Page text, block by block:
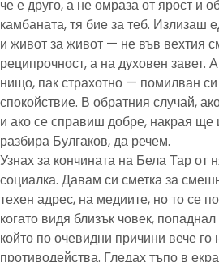
че е друго, а не омраза от ярост и
камбаната, тя бие за теб. Излизаш
и живот за живот — не във вехтия
реципрочност, а на духовен завет.
нищо, пак страхотно — помилван
спокойствие. В обратния случай,
и ако се справиш добре, накрая ще
разбира Булгаков, да речем.
Узнах за кончината на Бела Тар от
социалка. Давам си сметка за
техен адрес, на медиите, но то се
когато видя близък човек,
който по очевидни причини вече го
противодейства. Гледах тъпо в